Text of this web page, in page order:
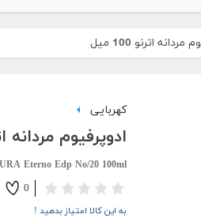
اترنو 100 میل
کهربایی
ادوپرفیوم مردانه اترنو
Eterno Edp No/20 100ml
0
به این کالا امتیاز بدهید !